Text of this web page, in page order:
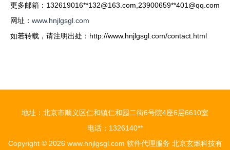
更多邮箱：132619016**132@163.com ,23900659**401@qq.com
网址： www.hnjlgsgl.com
如若转载，请注明出处：http://www.hnjlgsgl.com/contact.html
地址：北京市顺义区仁和镇仁和园二街6号院4座6层6610室
电话：1326140**
Copyright © 2026 www.hnjlgsgl.com 软件代理服务 北京玄燃科技有